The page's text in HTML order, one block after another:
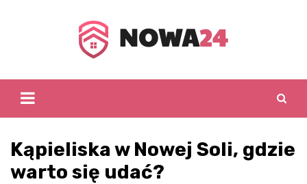
Kąpieliska w Nowej Soli, gdzie
warto się udać?